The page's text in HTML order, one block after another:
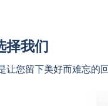
選手將擔任本劇的主角。
裝專為本劇打造，演員
，演繹出優雅的淑女和紳
择我们
让您留下美好而难忘的